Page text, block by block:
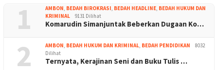
1 AMBON, BEDAH BIROKRASI, BEDAH HEADLINE, BEDAH HUKUM DAN
KRIMINAL
9131 Dilihat
Komarudin Simanjuntak Beberkan Dugaan Ko…
2 AMBON, BEDAH HUKUM DAN KRIMINAL, BEDAH PENDIDIKAN
8032
Dilihat
Ternyata, Kerajinan Seni dan Buku Tulis …